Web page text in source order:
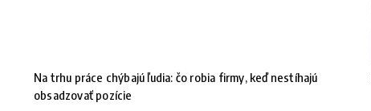
Na trhu práce chýbajú ľudia: čo robia firmy, keď nestíhajú
obsadzovať pozície